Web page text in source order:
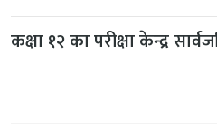
कक्षा १२ का परीक्षा केन्द्र